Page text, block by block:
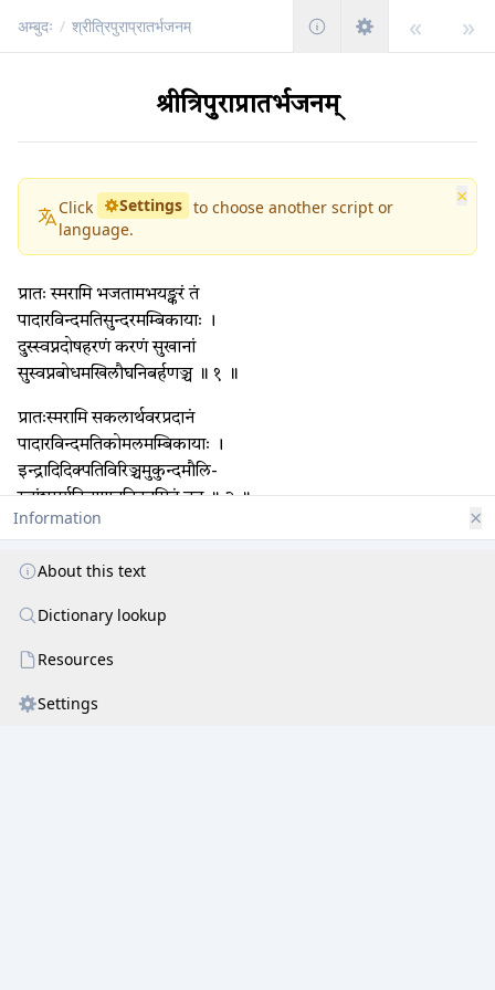
श्रीत्रिपुराप्रातर्भजनम्
Click Settings to choose another script or
language.
×
प्रातः स्मरामि भजतामभयङ्करं तं
पादारविन्दमतिसुन्दरमम्बिकायाः ।
दुस्स्वप्नदोषहरणं करणं सुखानां
सुस्वप्नबोधमखिलौघनिबर्हणञ्च ॥ १ ॥
प्रातःस्मरामि सकलार्थवरप्रदानं
पादारविन्दमतिकोमलमम्बिकायाः ।
इन्द्रादिदिक्पतिविरिञ्चमुकुन्दमौलि-
रत्नांशुसूर्यकिरणानुविकासितं तत् ॥ २ ॥
प्रातः स्मरामि सुरधेनुपयोधराय-
मानं चतुष्टयकराम्बुजमम्बिकायाः ।
रत्नाङ्कुशोज्ज्वलितकङ्कणभूषणाढ्यम् ॥ ३॥
प्रातः स्मरामि पृथिवीजलवह्निवायु-
व्योमादिरूपमखिलं च पदारविन्दम् ।
यद्रेणुमाप्य कमलासनमाधवेशाः
अम्बुदः / श्रीत्रिपुराप्रातर्भजनम् « »
Information ×
About this text
Dictionary lookup
Resources
Settings